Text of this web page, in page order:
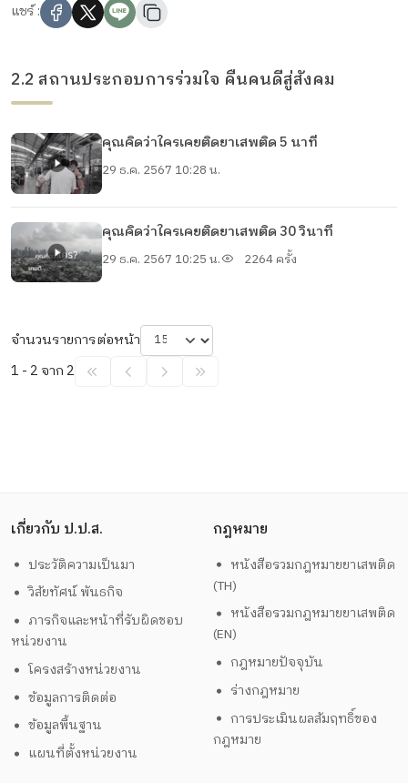
แชร์ :
2.2 สถานประกอบการร่วมใจ คืนคนดีสู่สังคม
คุณคิดว่าใครเคยติดยาเสพติด 5 นาที
29 ธ.ค. 2567 10:28 น.
คุณคิดว่าใครเคยติดยาเสพติด 30 วินาที
29 ธ.ค. 2567 10:25 น. 2264 ครั้ง
จำนวนรายการต่อหน้า
1 - 2 จาก 2
เกี่ยวกับ ป.ป.ส.
ประวัติความเป็นมา
วิสัยทัศน์ พันธกิจ
ภารกิจและหน้าที่รับผิดชอบ
หน่วยงาน
โครงสร้างหน่วยงาน
ข้อมูลการติดต่อ
ข้อมูลพื้นฐาน
แผนที่ตั้งหน่วยงาน
กฎหมาย
หนังสือรวมกฎหมายยาเสพติด
(TH)
หนังสือรวมกฎหมายยาเสพติด
(EN)
กฎหมายปัจจุบัน
ร่างกฎหมาย
การประเมินผลสัมฤทธิ์ของ
กฎหมาย